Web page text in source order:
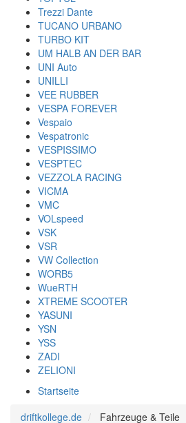
Trezzi Dante
TUCANO URBANO
TURBO KIT
UM HALB AN DER BAR
UNI Auto
UNILLI
VEE RUBBER
VESPA FOREVER
Vespaio
Vespatronic
VESPISSIMO
VESPTEC
VEZZOLA RACING
VICMA
VMC
VOLspeed
VSK
VSR
VW Collection
WORB5
WueRTH
XTREME SCOOTER
YASUNI
YSN
YSS
ZADI
ZELIONI
Startseite
driftkollege.de
Fahrzeuge & Teile